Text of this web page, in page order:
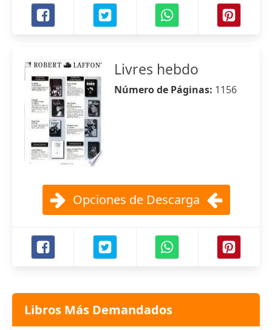
Livres hebdo
Número de Páginas: 1156
Opciones de Descarga
Libros Más Demandados